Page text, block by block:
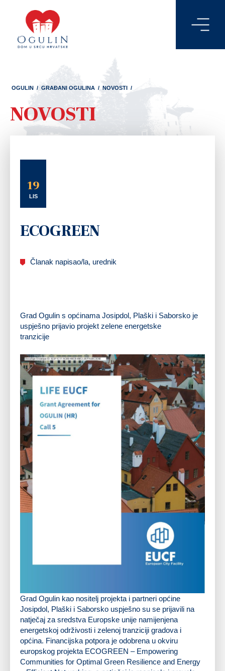
OGULIN / GRAĐANI OGULINA / NOVOSTI /
NOVOSTI
19
LIS
ECOGREEN
Članak napisao/la, urednik
Grad Ogulin s općinama Josipdol, Plaški i Saborsko je
uspješno prijavio projekt zelene energetske
tranzicije
Grad Ogulin kao nositelj projekta i partneri općine
Josipdol, Plaški i Saborsko uspješno su se prijavili na
natječaj za sredstva Europske unije namijenjena
energetskoj održivosti i zelenoj tranziciji gradova i
općina. Financijska potpora je odobrena u okviru
europskog projekta ECOGREEN – Empowering
Communities for Optimal Green Resilience and Energy